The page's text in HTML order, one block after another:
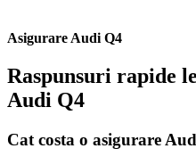
Asigurare Audi Q4
Raspunsuri rapide
Audi Q4
Cat costa o asigurare